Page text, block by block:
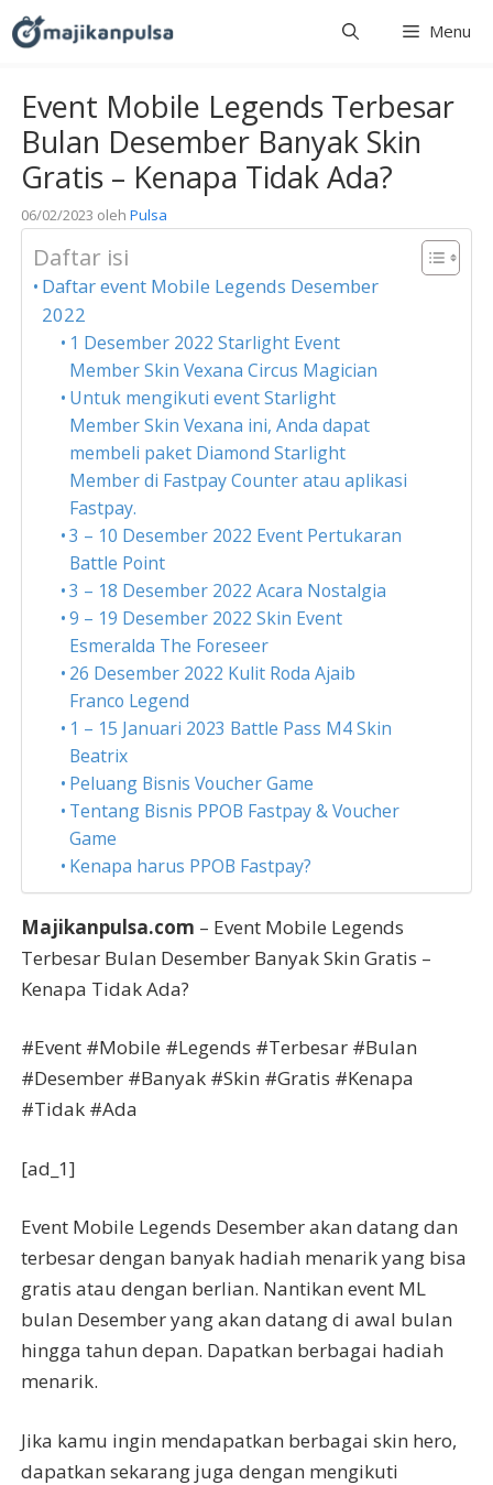
Langsung
ke
Menu
Event Mobile Legends Terbesar
Bulan Desember Banyak Skin
Gratis – Kenapa Tidak Ada?
06/02/2023 oleh Pulsa
Daftar isi
Daftar event Mobile Legends Desember
2022
1 Desember 2022 Starlight Event
Member Skin Vexana Circus Magician
Untuk mengikuti event Starlight
Member Skin Vexana ini, Anda dapat
membeli paket Diamond Starlight
Member di Fastpay Counter atau aplikasi
Fastpay.
3 – 10 Desember 2022 Event Pertukaran
Battle Point
3 – 18 Desember 2022 Acara Nostalgia
9 – 19 Desember 2022 Skin Event
Esmeralda The Foreseer
26 Desember 2022 Kulit Roda Ajaib
Franco Legend
1 – 15 Januari 2023 Battle Pass M4 Skin
Beatrix
Peluang Bisnis Voucher Game
Tentang Bisnis PPOB Fastpay & Voucher
Game
Kenapa harus PPOB Fastpay?
Majikanpulsa.com – Event Mobile Legends
Terbesar Bulan Desember Banyak Skin Gratis –
Kenapa Tidak Ada?
#Event #Mobile #Legends #Terbesar #Bulan
#Desember #Banyak #Skin #Gratis #Kenapa
#Tidak #Ada
[ad_1]
Event Mobile Legends Desember akan datang dan
terbesar dengan banyak hadiah menarik yang bisa
gratis atau dengan berlian. Nantikan event ML
bulan Desember yang akan datang di awal bulan
hingga tahun depan. Dapatkan berbagai hadiah
menarik.
Jika kamu ingin mendapatkan berbagai skin hero,
dapatkan sekarang juga dengan mengikuti